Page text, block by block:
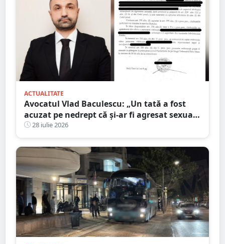
ACTUALITATE
Avocatul Vlad Baculescu: „Un tată a fost
acuzat pe nedrept că și-ar fi agresat sexual
fiica. Viața lui s-a prăbușit înainte ca
justiția să se pronunțe”
28 iulie 2026